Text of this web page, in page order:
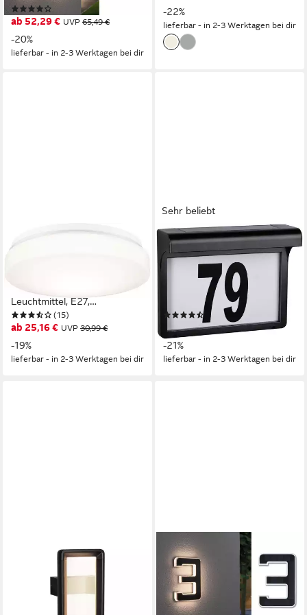
Buchstaben wählbar, Akku
wechselbar
ab 52,29 € UVP 65,49 €
-20%
lieferbar - in 2-3 Werktagen bei dir
-22%
lieferbar - in 2-3 Werktagen bei dir
Deckenleuchte HomeSpa
230V Weiß, ohne
Leuchtmittel, E27,
Badezimmerleuchte
(15)
ab 25,16 € UVP 30,99 €
-19%
lieferbar - in 2-3 Werktagen bei dir
Sehr beliebt
PAULMANN
LED Außen-Wandleuchte
Hausnummer, LED fest
integriert, Warmweiß, LED-
Modul, IP44, 3000K, Schwarz
(26)
ab 27,01 € UVP33,99 €
-21%
lieferbar - in 2-3 Werktagen bei dir
LED Außen-Wandleuchte
Reana IP44 176x107mm
3000K 2x3W 2x130lm 230V
PAULMANN
LED Außen-Wandleuchte
Solar Hausnummer, LED fest
integriert, Warmweiß, LED-
Modul, Hausnummern,